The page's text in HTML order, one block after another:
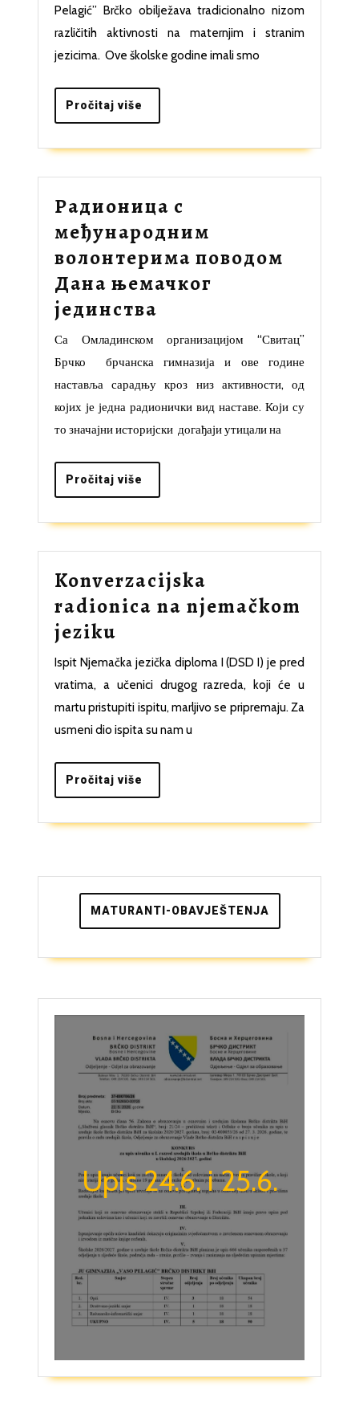
Pelagić” Brčko obilježava tradicionalno nizom
različitih aktivnosti na maternjim i stranim
jezicima. Ove školske godine imali smo
Pročitaj više
više
Радионица с
међународним
волонтерима поводом
Дана њемачког
јединства
међународним
волонтерима
поводом
Дана
њемачког
јединства
Са Омладинском организацијом “Свитац”
Брчко брчанска гимназија и ове године
наставља сарадњу кроз низ активности, од
којих је једна радионички вид наставе. Који су
то значајни историјски догађаји утицали на
Pročitaj više
više
Konverzacijska
radionica na njemačkom
jeziku
radionica
na
njemačkom
jeziku
Ispit Njemačka jezička diploma I (DSD I) je pred
vratima, a učenici drugog razreda, koji će u
martu pristupiti ispitu, marljivo se pripremaju. Za
usmeni dio ispita su nam u
Pročitaj više
više
MATURANTI-OBAVJEŠTENJA
Upis 24.6. i 25.6.